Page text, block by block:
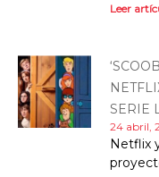
Leer
SERIE
24 abril,
Netflix